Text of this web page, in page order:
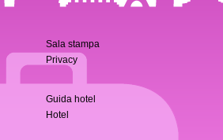
Sala stampa
Privacy
Guida hotel
Hotel